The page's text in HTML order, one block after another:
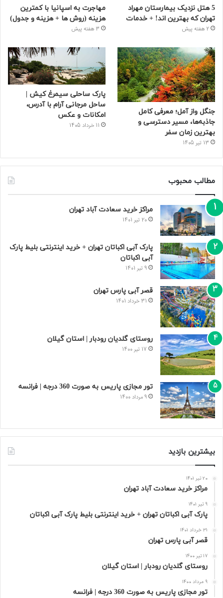
5 هتل نزدیک بیمارستان مهراد
تهران که بهترین‌ اند! + خدمات
2 هفته پیش
مهاجرت به اسپانیا با کمترین
هزینه (روش ها + هزینه و جدول)
3 هفته پیش
جنگل واز آمل؛ معرفی کامل
جاذبه‌ها، مسیر دسترسی و
بهترین زمان سفر
13 تیر 1405
پارک ساحلی سیمرغ کیش |
ساحل مرجانی آرام با آدرس،
امکانات و عکس
11 خرداد 1405
مطالب محبوب
مراکز خرید سعادت‌ آباد تهران
20 تیر 1401
پارک آبی اکباتان تهران + خرید اینترنتی بلیط پارک
آبی اکباتان
9 تیر 1401
قصر آبی پارس تهران
31 خرداد 1401
روستای گلدیان رودبار | استان گیلان
17 تیر 1400
تور مجازی پاریس به صورت 360 درجه | فرانسه
9 مرداد 1400
بیشترین بازدید
20 تیر 1401
مراکز خرید سعادت‌ آباد تهران
9 تیر 1401
پارک آبی اکباتان تهران + خرید اینترنتی بلیط پارک آبی اکباتان
31 خرداد 1401
قصر آبی پارس تهران
17 تیر 1400
روستای گلدیان رودبار | استان گیلان
9 مرداد 1400
تور مجازی پاریس به صورت 360 درجه | فرانسه